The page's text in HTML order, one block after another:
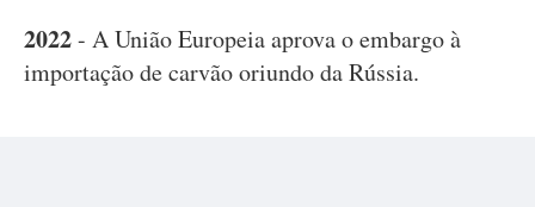
2022- A União Europeia aprova o embargo à
importação de carvão oriundo da Rússia.